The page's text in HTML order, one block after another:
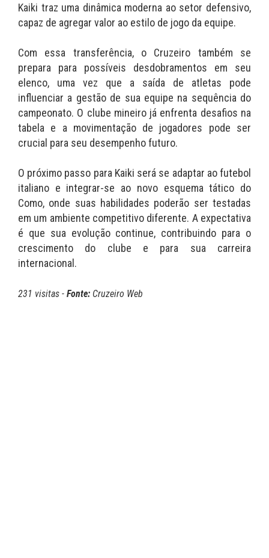
Kaiki traz uma dinâmica moderna ao setor defensivo,
capaz de agregar valor ao estilo de jogo da equipe.
Com essa transferência, o Cruzeiro também se
prepara para possíveis desdobramentos em seu
elenco, uma vez que a saída de atletas pode
influenciar a gestão de sua equipe na sequência do
campeonato. O clube mineiro já enfrenta desafios na
tabela e a movimentação de jogadores pode ser
crucial para seu desempenho futuro.
O próximo passo para Kaiki será se adaptar ao futebol
italiano e integrar-se ao novo esquema tático do
Como, onde suas habilidades poderão ser testadas
em um ambiente competitivo diferente. A expectativa
é que sua evolução continue, contribuindo para o
crescimento do clube e para sua carreira
internacional.
231 visitas - Fonte: Cruzeiro Web